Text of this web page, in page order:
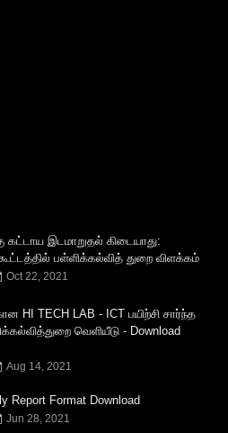
கட்டாய இடமாறுதல் கிடையாது:
கூட்டத்தில் பள்ளிக்கல்வித் துறை விளக்கம்
Oct 22, 2021
HI TECH LAB - ICT பயிற்சி சார்ந்த
வெளியீடு - Download
Aug 14, 2021
Report Format Download
Jun 28, 2021